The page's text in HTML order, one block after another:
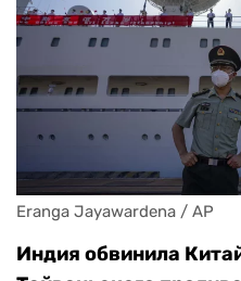
Eranga Jayawardena / AP
Индия обвинила